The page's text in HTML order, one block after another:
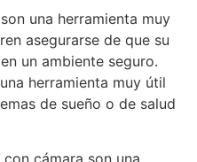
una herramienta muy
asegurarse de que su
un ambiente seguro.
herramienta muy útil
de sueño o de salud
cámara son una